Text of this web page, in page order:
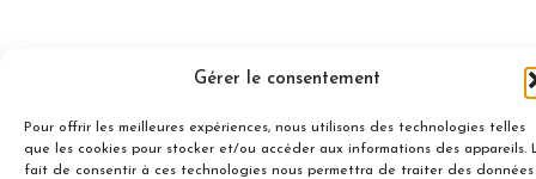
Gérer le consentement
Pour offrir les meilleures expériences, nous utilisons des technologies telles
que les cookies pour stocker et/ou accéder aux informations des appareils.
fait de consentir à ces technologies nous permettra de traiter des données